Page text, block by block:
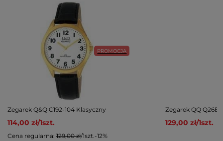
PROMOCJA
Zegarek Q&Q C192-104 Klasyczny
114,00 zł/1szt.
Cena regularna: 129,00 zł/1szt.-12%
Zegarek QQ
129,00 zł/1szt.